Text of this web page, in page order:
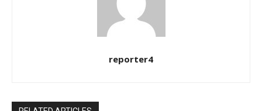
reporter4